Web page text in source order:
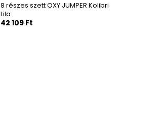
8 részes szett OXY JUMPER Kolibri
Lila
42 109 Ft